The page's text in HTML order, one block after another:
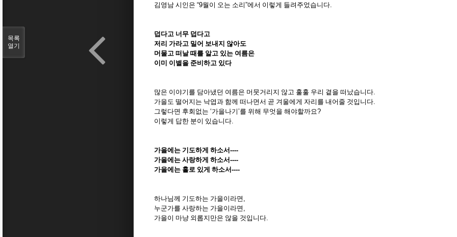
김영남 시인은 “9월이 오는 소리”에서 이렇게 들려주었습니다.
덥다고 너무 덥다고
저리 가라고 밀어 보내지 않아도
머물고 떠날 때를 알고 있는 여름은
이미 이별을 준비하고 있다
많은 이야기를 담아냈던 여름은 머뭇거리지 않고 훌훌 우리 곁을 떠났습니다.
가을도 떨어지는 낙엽과 함께 떠나면서 곧 겨울에게 자리를 내어줄 것입니다.
그렇다면 후회없는 ‘가을나기’를 위해 무엇을 해야할까요?
이렇게 답한 분이 있습니다.
가을에는 기도하게 하소서 ----
가을에는 사랑하게 하소서 ----
가을에는 홀로 있게 하소서 ----
하나님께 기도하는 가을이라면 ,
누군가를 사랑하는 가을이라면 ,
가을이 마냥 외롭지만은 않을 것입니다.
목록
열기